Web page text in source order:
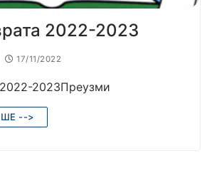
2022-2023
17/11/2022
2023Преузми
-->